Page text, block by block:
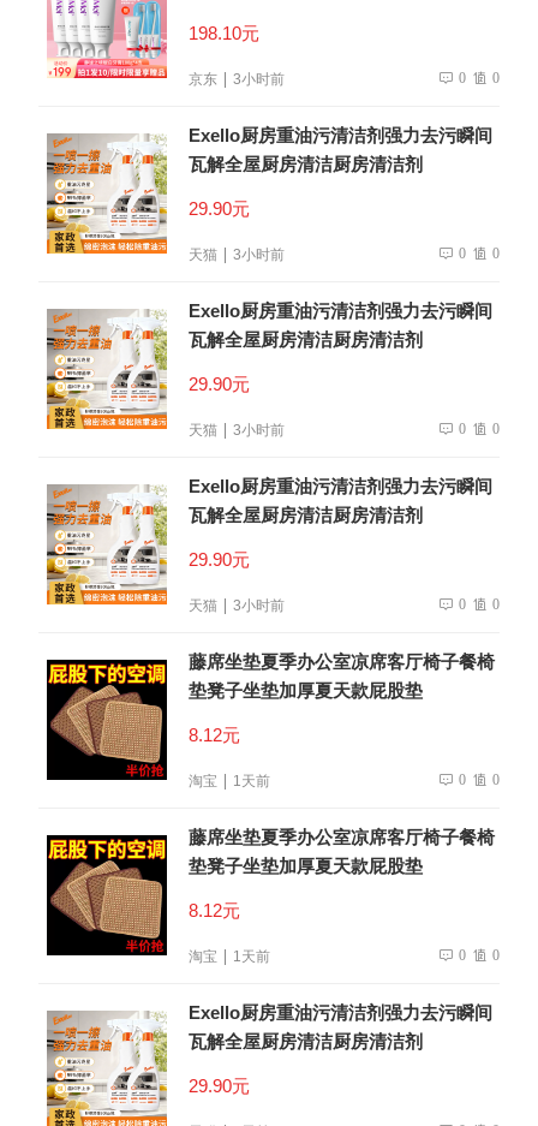
198.10元
京东 3小时前 0 0
Exello厨房重油污清洁剂强力去污瞬间
瓦解全屋厨房清洁厨房清洁剂
29.90元
天猫 3小时前 0 0
Exello厨房重油污清洁剂强力去污瞬间
瓦解全屋厨房清洁厨房清洁剂
29.90元
天猫 3小时前 0 0
Exello厨房重油污清洁剂强力去污瞬间
瓦解全屋厨房清洁厨房清洁剂
29.90元
天猫 3小时前 0 0
藤席坐垫夏季办公室凉席客厅椅子餐椅
垫凳子坐垫加厚夏天款屁股垫
8.12元
淘宝 1天前 0 0
藤席坐垫夏季办公室凉席客厅椅子餐椅
垫凳子坐垫加厚夏天款屁股垫
8.12元
淘宝 1天前 0 0
Exello厨房重油污清洁剂强力去污瞬间
瓦解全屋厨房清洁厨房清洁剂
29.90元